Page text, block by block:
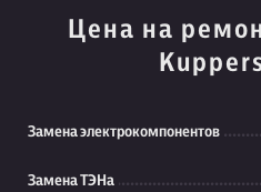
Цена на
Замена электрокомпонентов
Замена ТЭНа